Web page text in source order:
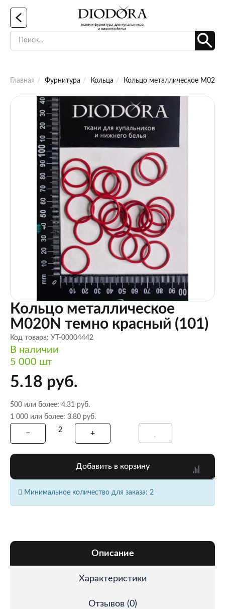
Главная Фурнитура Кольца Кольцо металлическое
Кольцо металлическое
M020N темно красный (101)
Код товара: УТ-00004442
В наличии
5 000 шт
5.18 руб.
500 или более: 4.31 руб.
1 000 или более: 3.80 руб.
Добавить в корзину
Минимальное количество для заказа: 2
Описание
Характеристики
Отзывов (0)